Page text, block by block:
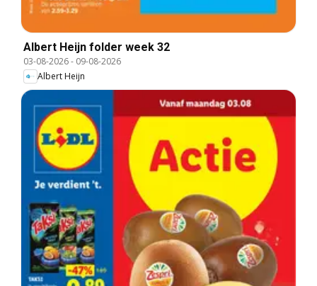
Albert Heijn folder week 32
03-08-2026- 09-08-2026
Albert Heijn